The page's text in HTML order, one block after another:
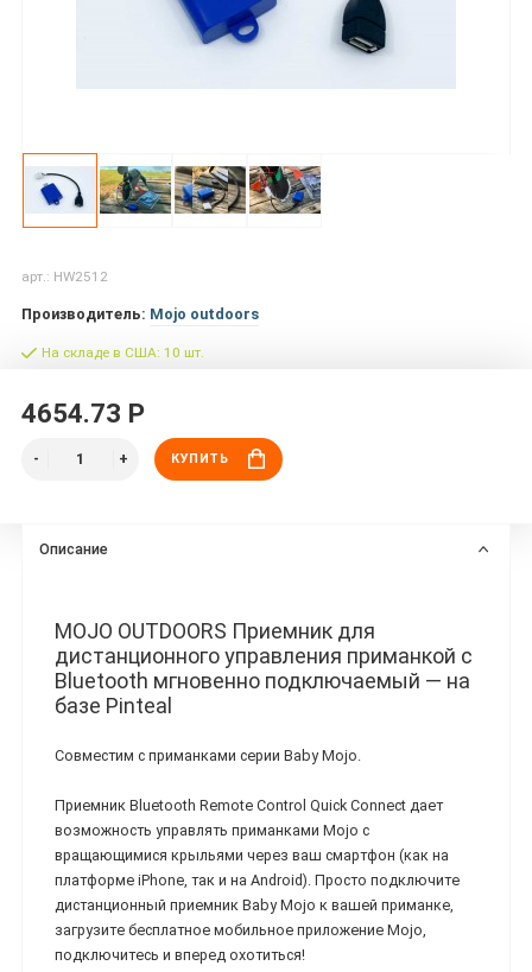
арт.: HW2512
Производитель: Mojo outdoors
На складе в США: 10 шт.
4654.73 Р
КУПИТЬ
Описание
MOJO OUTDOORS Приемник для
дистанционного управления приманкой с
Bluetooth мгновенно подключаемый — на
базе Pinteal
Совместим с приманками серии Baby Mojo.
Приемник Bluetooth Remote Control Quick Connect дает
возможность управлять приманками Mojo с
вращающимися крыльями через ваш смартфон (как на
платформе iPhone, так и на Android). Просто подключите
дистанционный приемник Baby Mojo к вашей приманке,
загрузите бесплатное мобильное приложение Mojo,
подключитесь и вперед охотиться!